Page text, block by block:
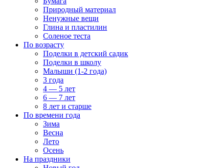
Природный материал
Ненужные вещи
Глина и пластилин
Соленое теста
По возрасту
Поделки в детский садик
Поделки в школу
Малыши (1-2 года)
3 года
4 — 5 лет
6 — 7 лет
8 лет и старше
По времени года
Зима
Весна
Лето
Осень
На праздники